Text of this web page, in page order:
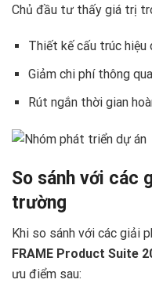
Chủ đầu tư thấy giá trị
Thiết kế cấu trúc hiệu
Giảm chi phí thông
Rút ngắn thời gian
So sánh với các
trường
Khi so sánh với các giải
FRAME Product Suite
ưu điểm sau: